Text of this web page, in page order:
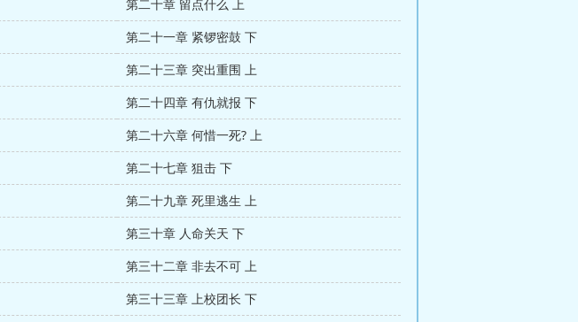
第二十章 留点什么 上
第二十一章 紧锣密鼓 下
第二十三章 突出重围 上
第二十四章 有仇就报 下
第二十六章 何惜一死? 上
第二十七章 狙击 下
第二十九章 死里逃生 上
第三十章 人命关天 下
第三十二章 非去不可 上
第三十三章 上校团长 下